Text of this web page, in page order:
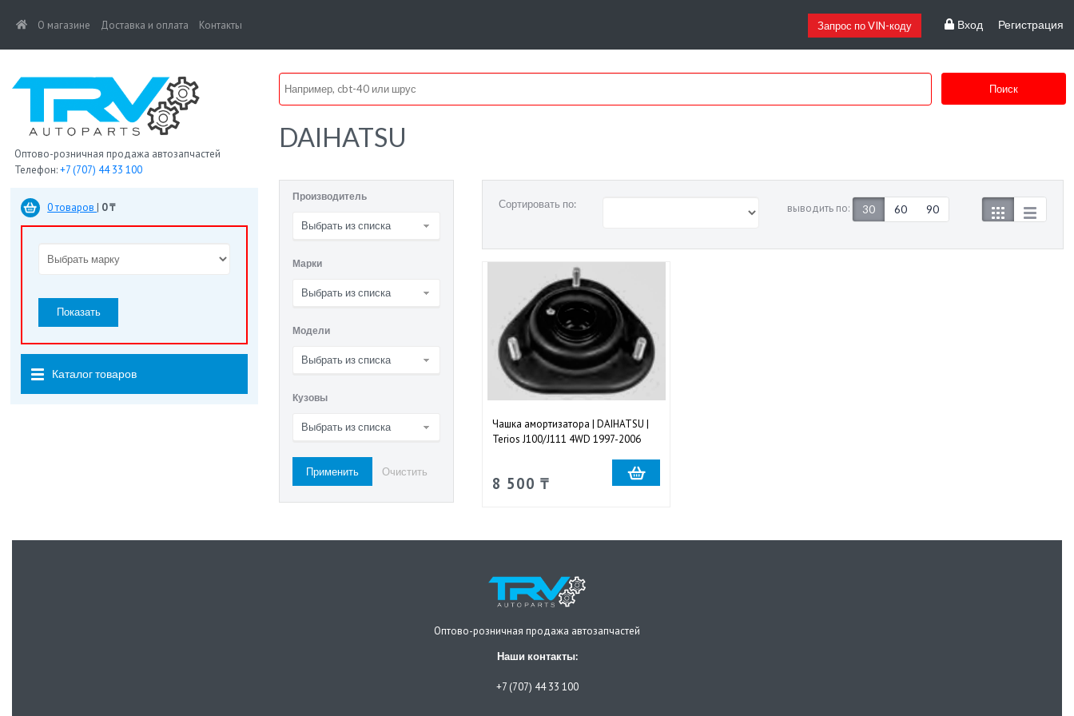
(current)
О магазине Доставка и оплата Контакты Запрос по VIN-коду Вход Регистрация
Оптово-розничная продажа автозапчастей
Телефон:+7 (707) 44 33 100
0 товаров | 0 ₸
Показать
Каталог товаров
Поиск
DAIHATSU
Производитель
Выбрать из списка
Марки
Выбрать из списка
Модели
Выбрать из списка
Кузовы
Выбрать из списка
Сортировать по: выводить по: 30 60 90
Чашка амортизатора | DAIHATSU |
Terios J100/J111 4WD 1997-2006
8 500 ₸
Оптово-розничная продажа автозапчастей
Наши контакты:
+7 (707) 44 33 100